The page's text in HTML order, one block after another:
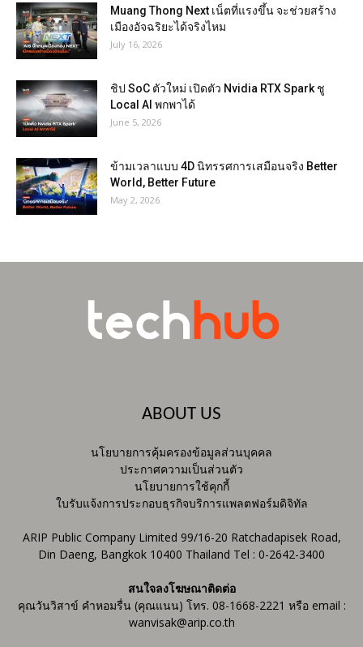
Muang Thong Next เน็ตที่แรงขึ้น จะช่วยสร้าง
เมืองอัจฉริยะได้จริงไหม
July 16, 2026
ชิป SoC ตัวใหม่ เปิดตัว Nvidia RTX Spark ชู
Local AI พกพาได้
June 5, 2026
ข้ามเวลาแบบ 4D นิทรรศการเสมือนจริง Better
World, Better Future
May 2, 2026
ABOUT US
นโยบายการคุ้มครองข้อมูลส่วนบุคคล
ประกาศความเป็นส่วนตัว
นโยบายการใช้คุกกี้
ใบรับแจ้งการประกอบธุรกิจบริการแพลตฟอร์มดิจิทัล
ARIP Public Company Limited 99/16-20 Ratchadapisek Road,
Din Daeng, Bangkok 10400 Thailand Tel : 0-2642-3400
สนใจลงโฆษณาติดต่อ
คุณวันวิสาข์ คำหอมรื่น (คุณแนน) โทร. 08-1668-2221 หรือ email :
wanvisak@arip.co.th